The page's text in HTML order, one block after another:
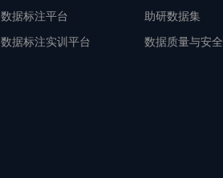
数据标注平台
数据标注实训平台
助研数据集
数据质量与安全